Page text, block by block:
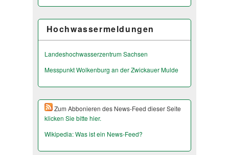
Hochwassermeldungen
Landeshochwas­serzentrum Sachsen
Messpunkt Wolkenburg an der Zwickauer Mulde
Zum Abbonieren des News-Feed dieser Seite
klicken Sie bitte hier.
Wikipedia: Was ist ein News-Feed?